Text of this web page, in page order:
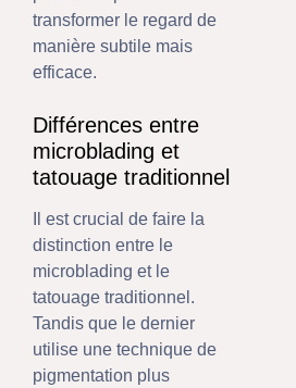
transformer le regard de
manière subtile mais
efficace.
Différences entre
microblading et
tatouage traditionnel
Il est crucial de faire la
distinction entre le
microblading et le
tatouage traditionnel.
Tandis que le dernier
utilise une technique de
pigmentation plus